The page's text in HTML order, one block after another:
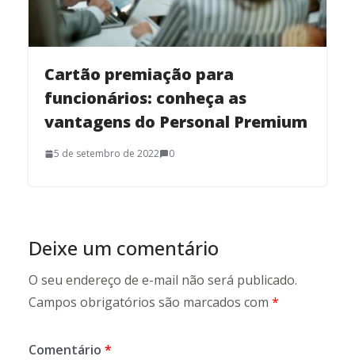
Cartão premiação para
funcionários: conheça as
vantagens do Personal Premium
5 de setembro de 2022 0
Deixe um comentário
O seu endereço de e-mail não será publicado.
Campos obrigatórios são marcados com *
Comentário *